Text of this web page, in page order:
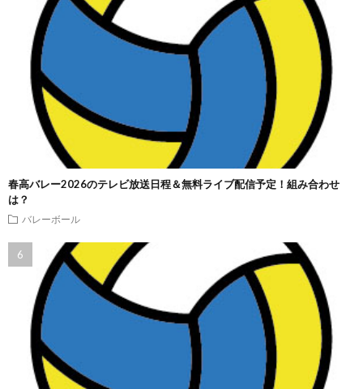
春高バレー2026のテレビ放送日程＆無料ライブ配信予定！組み合わせ
は？
バレーボール